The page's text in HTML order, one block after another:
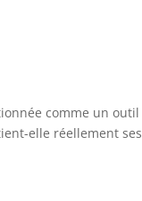
comme un outil
elle réellement ses